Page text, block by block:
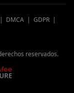
| DMCA | GDPR |
reservados.